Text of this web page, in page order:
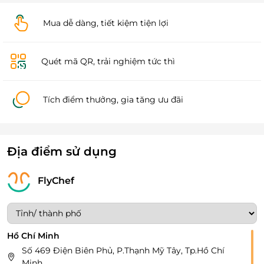
Mua dễ dàng, tiết kiệm tiện lợi
Quét mã QR, trải nghiệm tức thì
Tích điểm thưởng, gia tăng ưu đãi
Địa điểm sử dụng
FlyChef
Hồ Chí Minh
Số 469 Điện Biên Phủ, P.Thạnh Mỹ Tây, Tp.Hồ Chí